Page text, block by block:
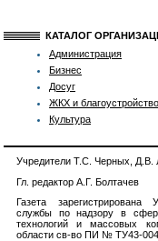
КАТАЛОГ
Администрация
Бизнес
Досуг
ЖКХ и благоустройство
Культура
Учредители Т.С. Черных, Д.В.
Гл. редактор А.Г. Болтачев
Газета зарегистрирована
службы по надзору в
технологий и массовых
области св-во ПИ № ТУ43-